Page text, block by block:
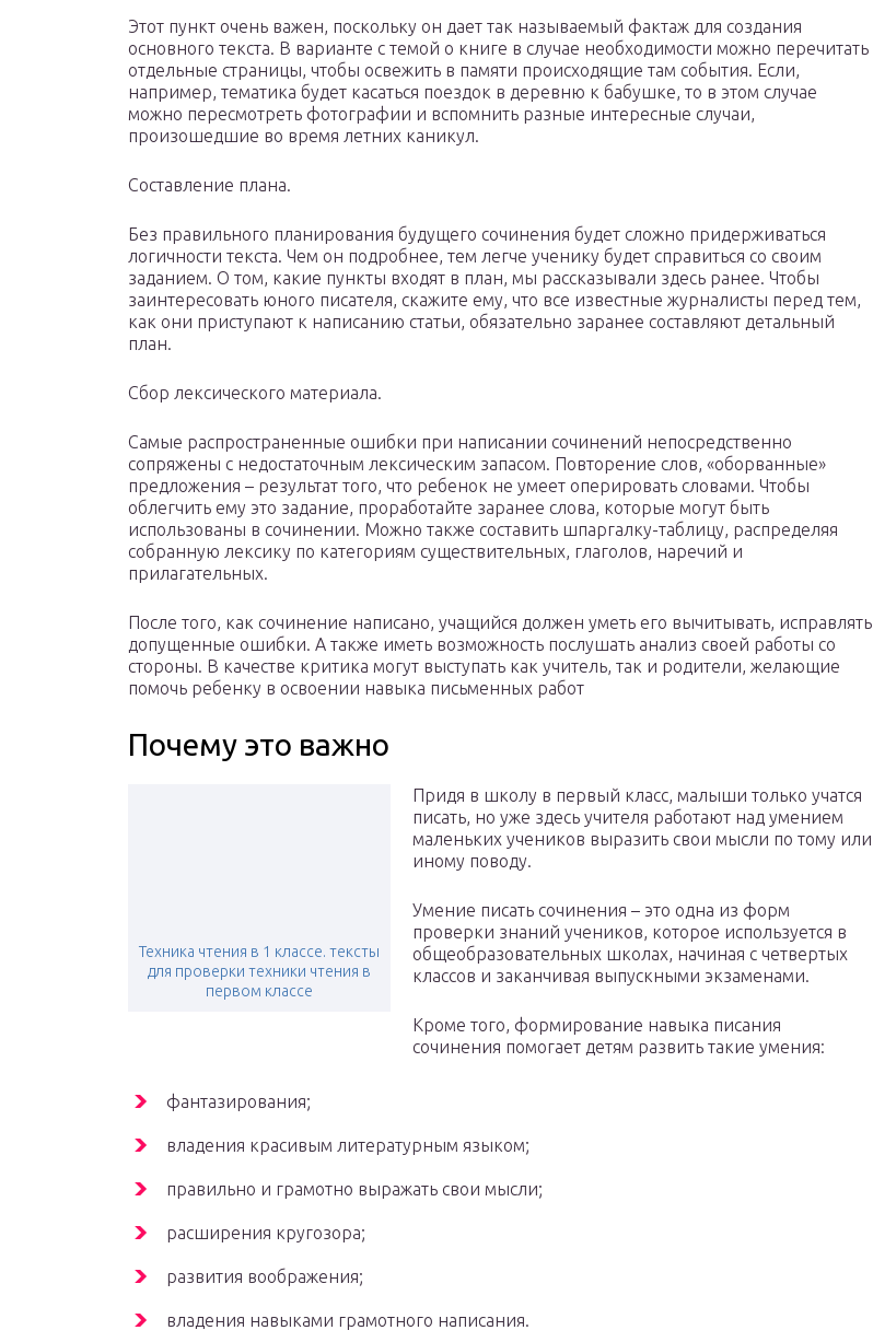
Этот пункт очень важен, поскольку он дает так называемый фактаж для создания
основного текста. В варианте с темой о книге в случае необходимости можно перечитать
отдельные страницы, чтобы освежить в памяти происходящие там события. Если,
например, тематика будет касаться поездок в деревню к бабушке, то в этом случае
можно пересмотреть фотографии и вспомнить разные интересные случаи,
произошедшие во время летних каникул.
Составление плана.
Без правильного планирования будущего сочинения будет сложно придерживаться
логичности текста. Чем он подробнее, тем легче ученику будет справиться со своим
заданием. О том, какие пункты входят в план, мы рассказывали здесь ранее. Чтобы
заинтересовать юного писателя, скажите ему, что все известные журналисты перед тем,
как они приступают к написанию статьи, обязательно заранее составляют детальный
план.
Сбор лексического материала.
Самые распространенные ошибки при написании сочинений непосредственно
сопряжены с недостаточным лексическим запасом. Повторение слов, «оборванные»
предложения – результат того, что ребенок не умеет оперировать словами. Чтобы
облегчить ему это задание, проработайте заранее слова, которые могут быть
использованы в сочинении. Можно также составить шпаргалку-таблицу, распределяя
собранную лексику по категориям существительных, глаголов, наречий и
прилагательных.
После того, как сочинение написано, учащийся должен уметь его вычитывать, исправлять
допущенные ошибки. А также иметь возможность послушать анализ своей работы со
стороны. В качестве критика могут выступать как учитель, так и родители, желающие
помочь ребенку в освоении навыка письменных работ
Почему это важно
Техника чтения в 1 классе. тексты
для проверки техники чтения в
первом классе
Придя в школу в первый класс, малыши только учатся
писать, но уже здесь учителя работают над умением
маленьких учеников выразить свои мысли по тому или
иному поводу.
Умение писать сочинения – это одна из форм
проверки знаний учеников, которое используется в
общеобразовательных школах, начиная с четвертых
классов и заканчивая выпускными экзаменами.
Кроме того, формирование навыка писания
сочинения помогает детям развить такие умения:
фантазирования;
владения красивым литературным языком;
правильно и грамотно выражать свои мысли;
расширения кругозора;
развития воображения;
владения навыками грамотного написания.